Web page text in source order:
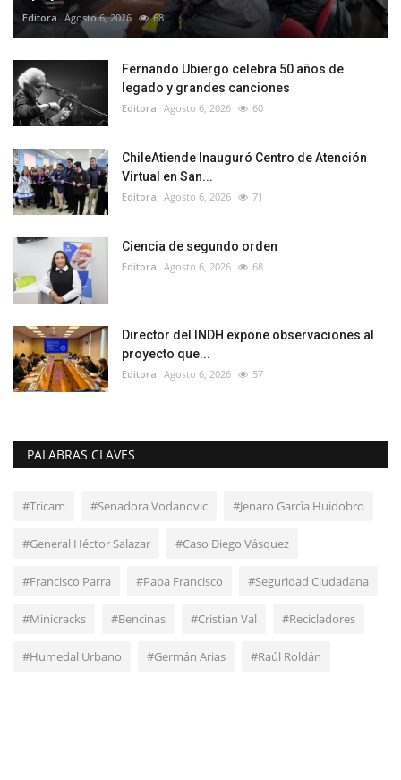
Editora Agosto 6, 2026 68
Fernando Ubiergo celebra 50 años de
legado y grandes canciones
Editora Agosto 6, 2026 60
ChileAtiende Inauguró Centro de Atención
Virtual en San...
Editora Agosto 6, 2026 71
Ciencia de segundo orden
Editora Agosto 6, 2026 68
Director del INDH expone observaciones al
proyecto que...
Editora Agosto 6, 2026 57
PALABRAS CLAVES
#Tricam #Senadora Vodanovic #Jenaro Garcìa Huidobro
#General Héctor Salazar #Caso Diego Vásquez
#Francisco Parra #Papa Francisco #Seguridad Ciudadana
#Minicracks #Bencinas #Cristian Val #Recicladores
#Humedal Urbano #Germán Arias #Raúl Roldán